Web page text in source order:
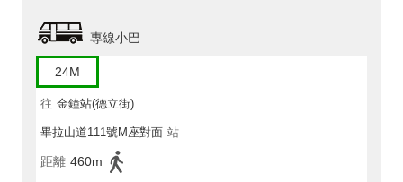
專線小巴
24M
往 金鐘站(德立街)
畢拉山道111號M座對面 站
距離 460m